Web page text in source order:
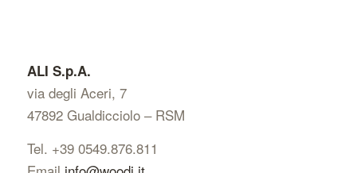
ALI S.p.A.
via degli Aceri, 7
47892 Gualdicciolo – RSM
Tel. +39 0549.876.811